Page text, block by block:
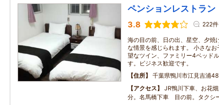
ペンションレストラ
3.8 222件
海の目の前、日の出、星空、夕焼
な情景を感じられます。 小さな
望なツイン、ファミリー4ベッド
す。ビジネス歓迎です。
住所
千葉県鴨川市江見吉浦
アクセス
JR鴨川下車、お花
分。名馬橋下車 目の前。タクシ